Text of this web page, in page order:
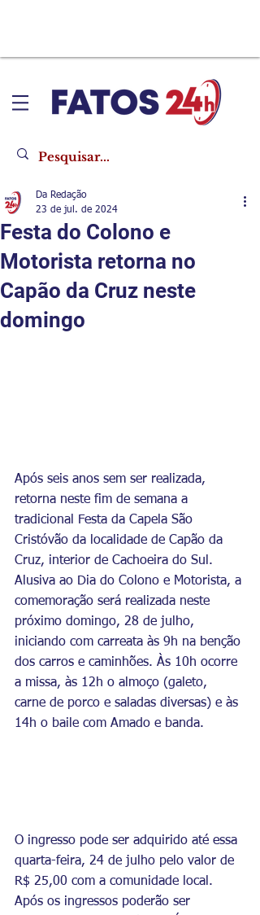
Festa do Colono e
Motorista retorna no
Capão da Cruz neste
domingo
Da Redação
23 de jul. de 2024
Após seis anos sem ser realizada,
retorna neste fim de semana a
tradicional Festa da Capela São
Cristóvão da localidade de Capão da
Cruz, interior de Cachoeira do Sul.
Alusiva ao Dia do Colono e Motorista, a
comemoração será realizada neste
próximo domingo, 28 de julho,
iniciando com carreata às 9h na benção
dos carros e caminhões. Às 10h ocorre
a missa, às 12h o almoço (galeto,
carne de porco e saladas diversas) e às
14h o baile com Amado e banda.
O ingresso pode ser adquirido até essa
quarta-feira, 24 de julho pelo valor de
R$ 25,00 com a comunidade local.
Após os ingressos poderão ser